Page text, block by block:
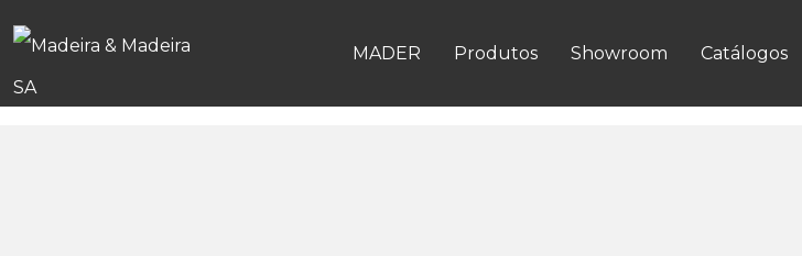
MADER Produtos Showroom Catálogos
VER MAIS